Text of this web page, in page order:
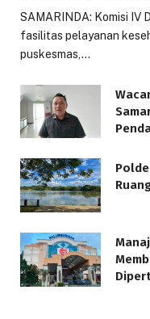
SAMARINDA: Komisi IV
fasilitas pelayanan
puskesmas,…